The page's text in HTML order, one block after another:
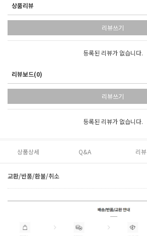
상품리뷰
리뷰쓰기
등록된 리뷰가 없습니다.
리뷰보드(0)
리뷰쓰기
등록된 리뷰가 없습니다.
상품상세 Q&A 리뷰
교환/반품/환불/취소